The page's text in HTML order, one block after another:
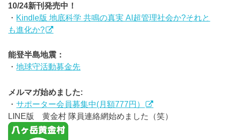
10/24新刊発売中！
・ Kindle版 地底科学 共鳴の真実 AI超管理社会か?それと
も進化か?
能登半島地震：
・地球守活動募金先
メルマガ始めました:
・サポーター会員募集中(月額777円）
LINE版 黄金村 隊員連絡網始めました（笑）